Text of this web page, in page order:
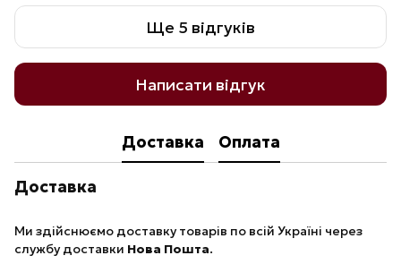
Ще 5 відгуків
Написати відгук
Доставка Оплата
Доставка
Ми здійснюємо доставку товарів по всій Україні через
службу доставки Нова Пошта.